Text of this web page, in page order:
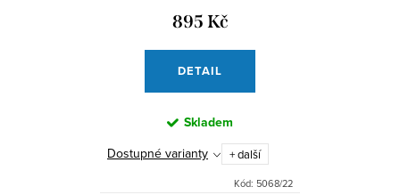
895 Kč
DETAIL
Skladem
Dostupné varianty + další
Kód: 5068/22